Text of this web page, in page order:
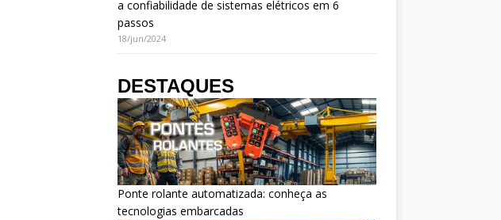
a confiabilidade de sistemas elétricos em 6
passos
18/jun/2024
DESTAQUES
Ponte rolante automatizada: conheça as
tecnologias embarcadas